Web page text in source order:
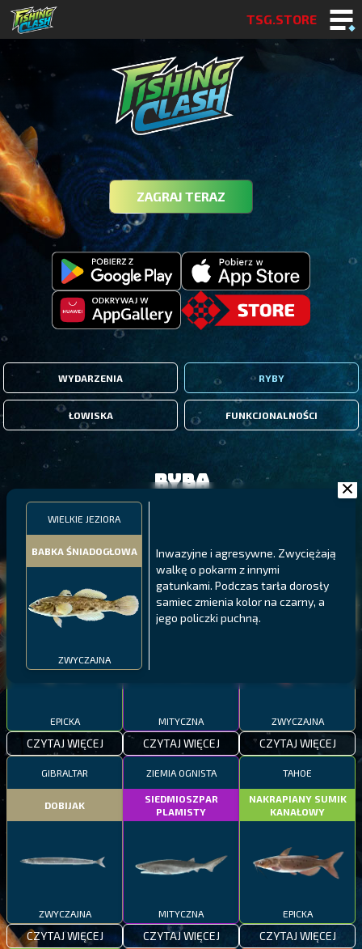
TSG.STORE
ZAGRAJ TERAZ
WYDARZENIA RYBY
ŁOWISKA FUNKCJONALNOŚCI
WIELKIE JEZIORA
BABKA ŚNIADOGŁOWA
ZWYCZAJNA
Inwazyjne i agresywne. Zwyciężają
walkę o pokarm z innymi
gatunkami. Podczas tarła dorosły
samiec zmienia kolor na czarny, a
jego policzki puchną.
Ryba
PYSZCZAK ZACHODNI
EPICKA
CZYTAJ WIĘCEJ
PÓŁNOCNE FIORDY
MITYCZNA
CZYTAJ WIĘCEJ
WYSPY GALAPAGOS
BODIAN
ZWYCZAJNA
CZYTAJ WIĘCEJ
GIBRALTAR
DOBIJAK
ZWYCZAJNA
CZYTAJ WIĘCEJ
ZIEMIA OGNISTA
SIEDMIOSZPAR
PLAMISTY
MITYCZNA
CZYTAJ WIĘCEJ
TAHOE
NAKRAPIANY SUMIK
KANAŁOWY
EPICKA
CZYTAJ WIĘCEJ